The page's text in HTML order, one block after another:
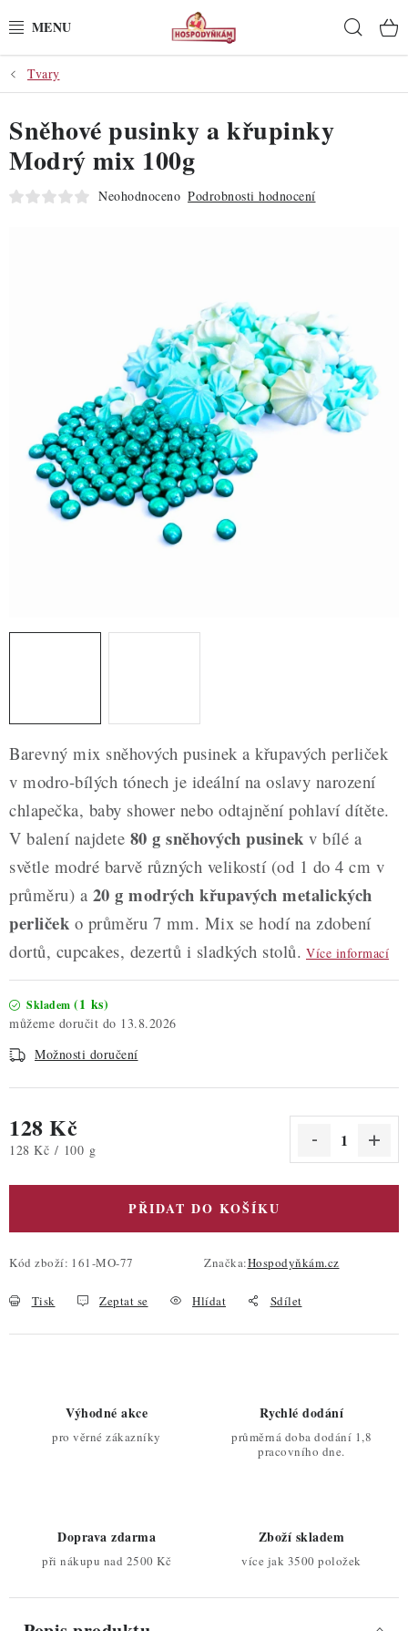
na
POTŘEBY
POMŮCKY
SUROVINY
ZDRAVÉ PEČENÍ
DÁRKOVÉ POUKAZY
TÉMATICKÉ PRODUKTY
Hodnocení obchodu
Blog
Moje objednávka
Podmínky ochrany osobních údajů
Tvary
Barevný mix sněhových pusinek a křupavých perliček
v modro-bílých tónech je ideální na oslavy narození
chlapečka, baby shower nebo odtajnění pohlaví dítěte.
V balení najdete 80 g sněhových pusinek v bílé a
světle modré barvě různých velikostí (od 1 do 4 cm v
průměru) a 20 g modrých křupavých metalických
perliček o průměru 7 mm. Mix se hodí na zdobení
dortů, cupcakes, dezertů i sladkých stolů. Více informací
Skladem (1 ks)
13.8.2026
Možnosti doručení
128 Kč
Měrná cena:
128 Kč / 100 g
PŘIDAT DO KOŠÍKU
Kód zboží: 161-MO-77 Značka:Hospodyňkám.cz
Tisk Zeptat se Hlídat Sdílet
Sněhové pusinky a křupinky
Modrý mix 100g
Neohodnoceno Podrobnosti hodnocení
Výhodné akce
pro věrné zákazníky
Rychlé dodání
průměrná doba dodání 1,8
pracovního dne.
Doprava zdarma
při nákupu nad 2500 Kč
Zboží skladem
více jak 3500 položek